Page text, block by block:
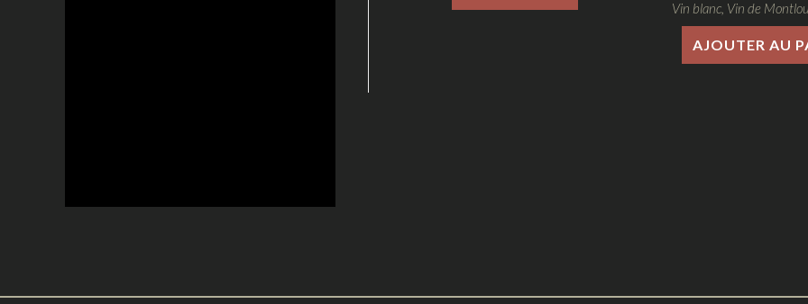
Vin blanc, Vin de
AJOUTER AU